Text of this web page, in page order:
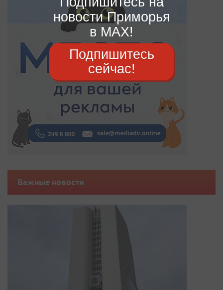
Важные новости
новости Приморья
в MAX!
Подпишитесь
сейчас!